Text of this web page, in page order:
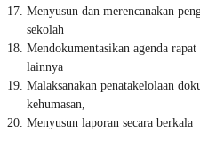
Menyusun dan merencanakan
sekolah
Mendokumentasikan agenda
lainnya
Malaksanakan penatakelolaan
kehumasan,
Menyusun laporan secara berkala